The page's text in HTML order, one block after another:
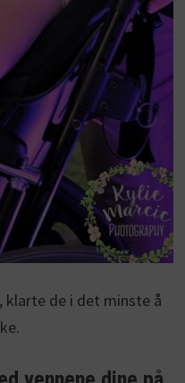
klarte de i det minste å